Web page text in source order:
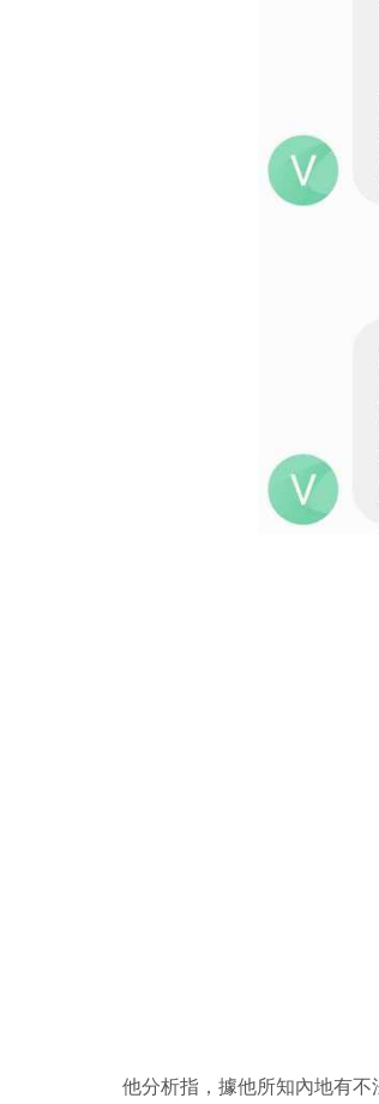
他分析指，據他所知內地有